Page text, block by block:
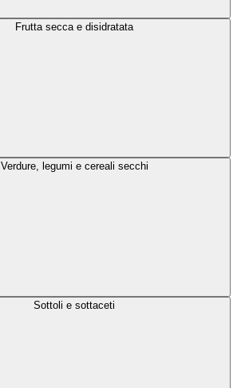
Frutta secca e disidratata
Verdure, legumi e cereali secchi
Sottoli e sottaceti